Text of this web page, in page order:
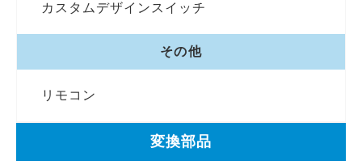
カスタムデザインスイッチ
その他
リモコン
変換部品